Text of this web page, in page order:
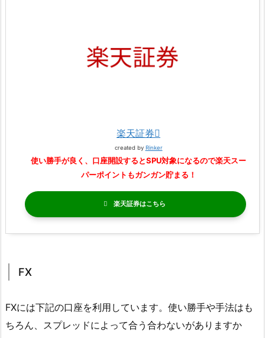
楽天証券
created by Rinker
使い勝手が良く、口座開設するとSPU対象になるので楽天スー
パーポイントもガンガン貯まる！
楽天証券
FX
FXには下記の口座を利用しています。使い勝手や手法はも
ちろん、スプレッドによって合う合わないがありますか